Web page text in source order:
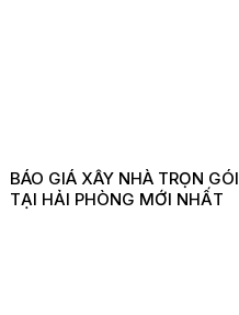
BÁO GIÁ XÂY NHÀ TRỌN GÓI
TẠI HẢI PHÒNG MỚI NHẤT